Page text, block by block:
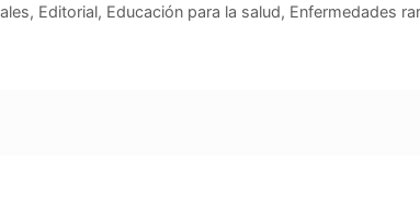
, Editorial, Educación para la salud, Enfermedades